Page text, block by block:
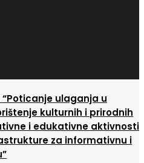
“Poticanje ulaganja u
kulturnih i prirodnih
i edukativne aktivnosti
za informativnu i